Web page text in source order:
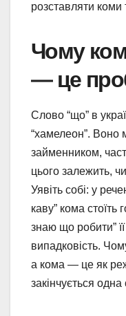
розставляти коми
Чому
— це
Слово “що” в
“хамелеон”. Воно
займенником,
цього залежить,
Уявіть собі: у
каву” кома стоїть
знаю що робити”
випадковість.
а кома — це як
закінчується